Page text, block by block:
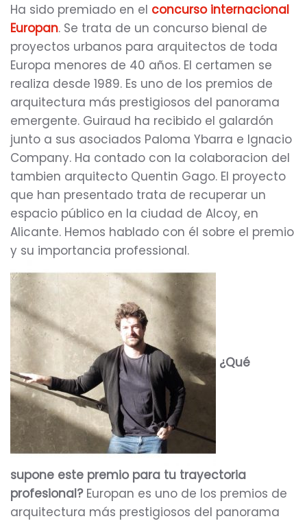
Ha sido premiado en el concurso internacional
Europan. Se trata de un concurso bienal de
proyectos urbanos para arquitectos de toda
Europa menores de 40 años. El certamen se
realiza desde 1989. Es uno de los premios de
arquitectura más prestigiosos del panorama
emergente. Guiraud ha recibido el galardón
junto a sus asociados Paloma Ybarra e Ignacio
Company. Ha contado con la colaboracion del
tambien arquitecto Quentin Gago. El proyecto
que han presentado trata de recuperar un
espacio público en la ciudad de Alcoy, en
Alicante. Hemos hablado con él sobre el premio
y su importancia professional.
¿Qué
supone este premio para tu trayectoria
profesional?Europan es uno de los premios de
arquitectura más prestigiosos del panorama